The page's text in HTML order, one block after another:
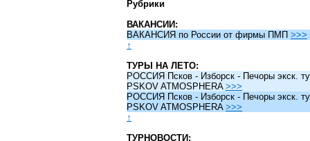
Рубрики
ВАКАНСИИ:
ВАКАНСИЯ по России от фирмы ПМП >>>
↑
ТУРЫ НА ЛЕТО:
РОССИЯ Псков - Изборск - Печоры экск.
PSKOV ATMOSPHERA >>>
РОССИЯ Псков - Изборск - Печоры экск.
PSKOV ATMOSPHERA >>>
↑
ТУРНОВОСТИ: